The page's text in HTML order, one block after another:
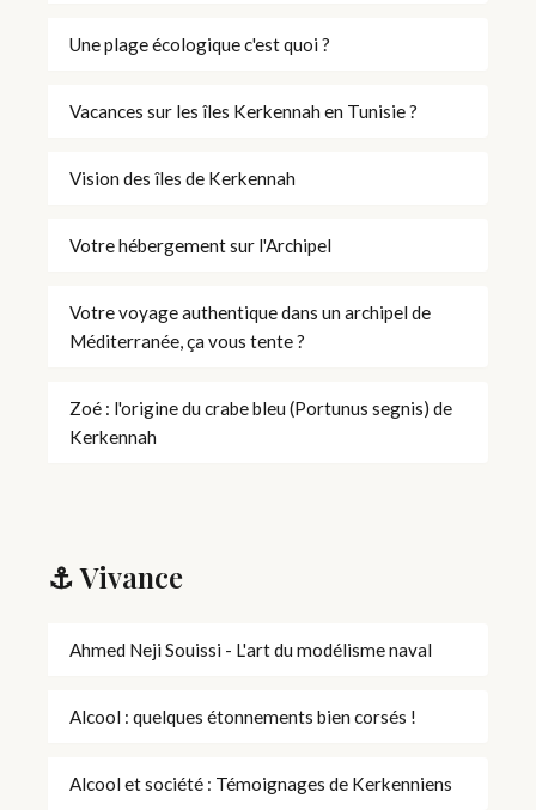
Une plage écologique c'est quoi ?
Vacances sur les îles Kerkennah en Tunisie ?
Vision des îles de Kerkennah
Votre hébergement sur l'Archipel
Votre voyage authentique dans un archipel de
Méditerranée, ça vous tente ?
Zoé : l'origine du crabe bleu (Portunus segnis) de
Kerkennah
⚓ Vivance
Ahmed Neji Souissi - L'art du modélisme naval
Alcool : quelques étonnements bien corsés !
Alcool et société : Témoignages de Kerkenniens